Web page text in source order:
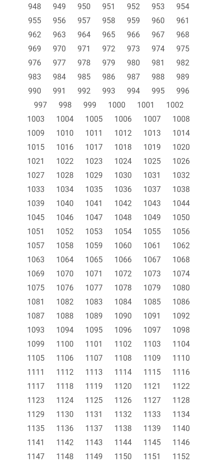
948
949 950 951 952 953
954
955
956 957 958 959 960
961
962
963 964 965 966 967
968
969
970 971 972 973 974
975
976
977 978 979 980 981
982
983
984 985 986 987 988
989
990
991 992 993 994 995
996
997
998 999 1000 1001
1002
1003
1004 1005 1006 1007
1008
1009
1010 1011 1012 1013
1014
1015
1016 1017 1018 1019
1020
1021
1022 1023 1024 1025
1026
1027
1028 1029 1030 1031
1032
1033
1034 1035 1036 1037
1038
1039
1040 1041 1042 1043
1044
1045
1046 1047 1048 1049
1050
1051
1052 1053 1054 1055
1056
1057
1058 1059 1060 1061
1062
1063
1064 1065 1066 1067
1068
1069
1070 1071 1072 1073
1074
1075
1076 1077 1078 1079
1080
1081
1082 1083 1084 1085
1086
1087
1088 1089 1090 1091
1092
1093
1094 1095 1096 1097
1098
1099
1100 1101 1102 1103
1104
1105
1106 1107 1108 1109
1110
1111
1112 1113 1114 1115
1116
1117
1118 1119 1120 1121
1122
1123
1124 1125 1126 1127
1128
1129
1130 1131 1132 1133
1134
1135
1136 1137 1138 1139
1140
1141
1142 1143 1144 1145
1146
1147
1148 1149 1150 1151 1152